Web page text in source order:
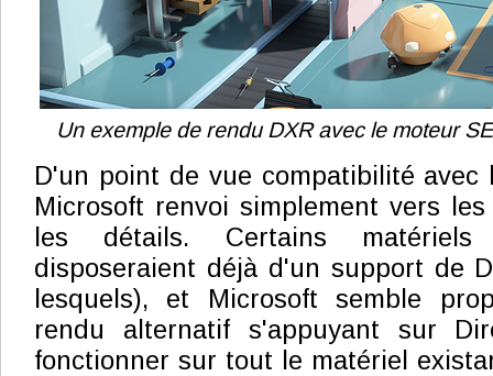
Un exemple de rendu DXR avec le moteur
D'un point de vue compatibilité avec
Microsoft renvoi simplement vers
les détails. Certains
disposeraient déjà d'un support de
lesquels), et Microsoft semble
rendu alternatif s'appuyant sur
fonctionner sur tout le matériel